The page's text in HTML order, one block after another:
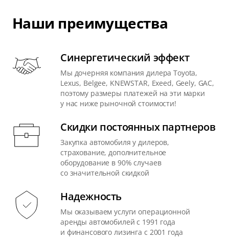
Наши преимущества
Синергетический эффект
Мы дочерняя компания дилера Toyota,
Lexus, Belgee, KNEWSTAR, Exeed, Geely, GAC,
поэтому размеры платежей на эти марки
у нас ниже рыночной стоимости!
Скидки постоянных партнеров
Закупка автомобиля у дилеров,
страхование, дополнительное
оборудование в 90% случаев
со значительной скидкой
Надежность
Мы оказываем услуги операционной
аренды автомобилей с 1991 года
и финансового лизинга с 2001 года